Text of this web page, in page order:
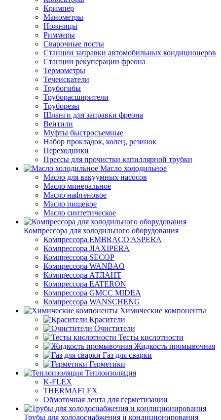
Кримпер
Манометры
Ножницы
Риммеры
Сварочные посты
Станции заправки автомобильных кондиционеров
Станции рекуперации фреона
Термометры
Течеискатели
Трубогибы
Труборасширители
Труборезы
Шланги для заправки фреона
Вентили
Муфты быстросъемные
Набор прокладок, колец, резинок
Переходники
Прессы для прочистки капиллярной трубки
Масло холодильное
Масло для вакуумных насосов
Масло минеральное
Масло нафтеновое
Масло пищевое
Масло синтетическое
Компрессора для холодильного оборудования
Компрессора EMBRACO ASPERA
Компрессора JIAXIPERA
Компрессора SECOP
Компрессора WANBAO
Компрессора АТЛАНТ
Компрессора EATERON
Компрессора GMCC MIDEA
Компрессора WANSCHENG
Химические компоненты
Красители
Очистители
Тесты кислотности
Жидкость промывочная
Газ для сварки
Герметики
Теплоизоляция
K-FLEX
THERMAFLEX
Обмоточная лента для герметизации
Трубы для холодоснабжения и кондиционирования